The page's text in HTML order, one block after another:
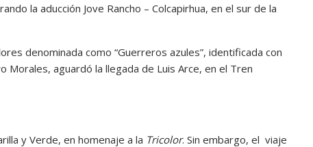
la aducción Jove Rancho – Colcapirhua, en el sur de la
denominada como “Guerreros azules”, identificada con
Morales, aguardó la llegada de Luis Arce, en el Tren
y Verde, en homenaje a la Tricolor. Sin embargo, el viaje